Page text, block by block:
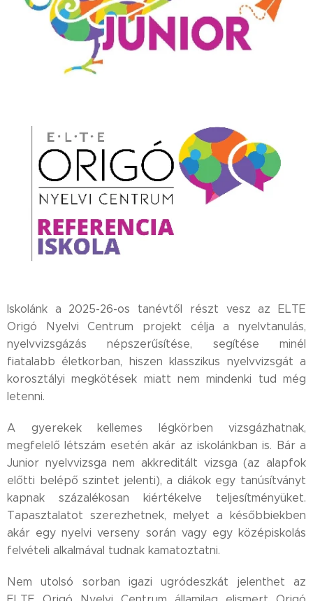
Iskolánk a 2025-26-os tanévtől részt vesz az ELTE
Origó Nyelvi Centrum projekt célja a nyelvtanulás,
nyelvvizsgázás népszerűsítése, segítése minél
fiatalabb életkorban, hiszen klasszikus nyelvvizsgát a
korosztályi megkötések miatt nem mindenki tud még
letenni.
A gyerekek kellemes légkörben vizsgázhatnak,
megfelelő létszám esetén akár az iskolánkban is. Bár a
Junior nyelvvizsga nem akkreditált vizsga (az alapfok
előtti belépő szintet jelenti), a diákok egy tanúsítványt
kapnak százalékosan kiértékelve teljesítményüket.
Tapasztalatot szerezhetnek, melyet a későbbiekben
akár egy nyelvi verseny során vagy egy középiskolás
felvételi alkalmával tudnak kamatoztatni.
Nem utolsó sorban igazi ugródeszkát jelenthet az